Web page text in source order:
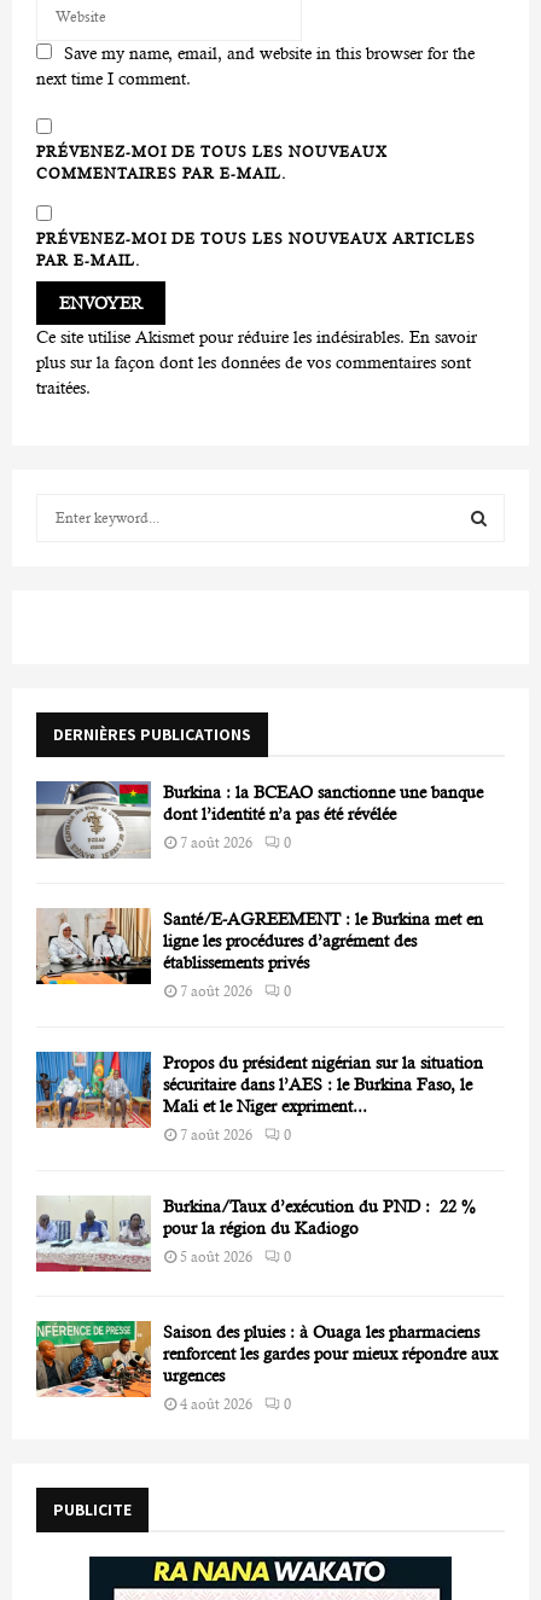
Save my name, email, and website in this browser for the
next time I comment.
PRÉVENEZ-MOI DE TOUS LES NOUVEAUX
COMMENTAIRES PAR E-MAIL.
PRÉVENEZ-MOI DE TOUS LES NOUVEAUX ARTICLES
PAR E-MAIL.
Ce site utilise Akismet pour réduire les indésirables. En savoir
plus sur la façon dont les données de vos commentaires sont
traitées.
r
DERNIÈRES PUBLICATIONS
Burkina : la BCEAO sanctionne une banque
dont l’identité n’a pas été révélée
7 août 2026 0
Santé/E-AGREEMENT : le Burkina met en
ligne les procédures d’agrément des
établissements privés
7 août 2026 0
Propos du président nigérian sur la situation
sécuritaire dans l’AES : le Burkina Faso, le
Mali et le Niger expriment...
7 août 2026 0
Burkina/Taux d’exécution du PND : 22 %
pour la région du Kadiogo
5 août 2026 0
Saison des pluies : à Ouaga les pharmaciens
renforcent les gardes pour mieux répondre aux
urgences
4 août 2026 0
PUBLICITE